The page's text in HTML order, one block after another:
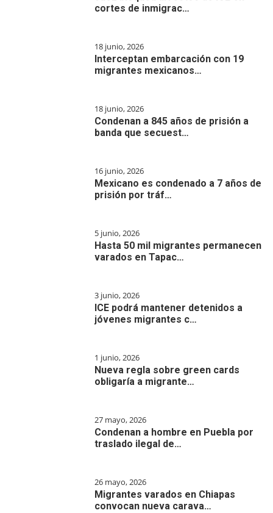
cortes de inmigrac…
18 junio, 2026
Interceptan embarcación con 19
migrantes mexicanos…
18 junio, 2026
Condenan a 845 años de prisión a
banda que secuest…
16 junio, 2026
Mexicano es condenado a 7 años de
prisión por tráf…
5 junio, 2026
Hasta 50 mil migrantes permanecen
varados en Tapac…
3 junio, 2026
ICE podrá mantener detenidos a
jóvenes migrantes c…
1 junio, 2026
Nueva regla sobre green cards
obligaría a migrante…
27 mayo, 2026
Condenan a hombre en Puebla por
traslado ilegal de…
26 mayo, 2026
Migrantes varados en Chiapas
convocan nueva carava…